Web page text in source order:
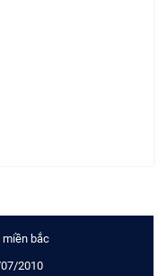
miền bắc
2010